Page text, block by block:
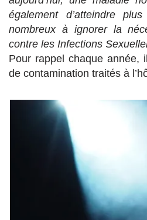
également d’atteindre
nombreux à ignorer la
contre les Infections
Pour rappel chaque année,
de contamination traités à